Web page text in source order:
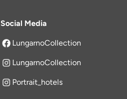
Social Media
LungarnoCollection
öffnet sich in einem neuen Tab
LungarnoCollection
Portrait_hotels